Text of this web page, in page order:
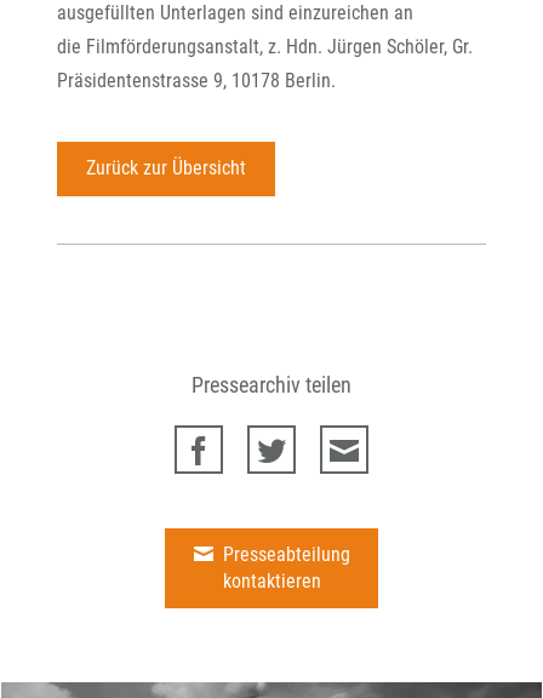
ausgefüllten Unterlagen sind einzureichen an
die Filmförderungsanstalt, z. Hdn. Jürgen Schöler, Gr.
Präsidentenstrasse 9, 10178 Berlin.
Zurück zur Übersicht
Pressearchiv teilen
Presseabteilung
kontaktieren